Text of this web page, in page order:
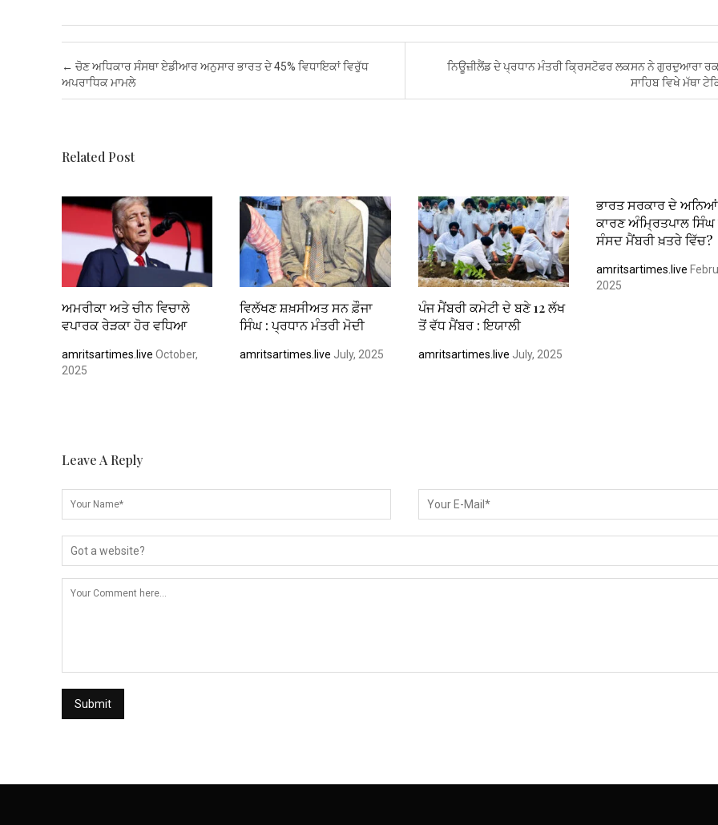
ce
b
o
tt
er
ail at
s
er
es
ke
dI
ail ar
e
Post navigation
← ਚੋਣ ਅਧਿਕਾਰ ਸੰਸਥਾ ਏਡੀਆਰ ਅਨੁਸਾਰ ਭਾਰਤ ਦੇ 45% ਵਿਧਾਇਕਾਂ ਵਿਰੁੱਧ
ਅਪਰਾਧਿਕ ਮਾਮਲੇ
ਨਿਊਜ਼ੀਲੈਂਡ ਦੇ ਪ੍ਰਧਾਨ ਮੰਤਰੀ ਕ੍ਰਿਸਟੋਫਰ ਲਕਸਨ ਨੇ ਗੁਰਦੁਆਰਾ
ਸਾਹਿਬ ਵਿਖੇ ਮੱਥਾ
Related Post
ਅਮਰੀਕਾ ਅਤੇ ਚੀਨ ਵਿਚਾਲੇ
ਵਪਾਰਕ ਰੇੜਕਾ ਹੋਰ ਵਧਿਆ
amritsartimes.live October,
2025
ਵਿਲੱਖਣ ਸ਼ਖ਼ਸੀਅਤ ਸਨ ਫ਼ੌਜਾ
ਸਿੰਘ : ਪ੍ਰਧਾਨ ਮੰਤਰੀ ਮੋਦੀ
amritsartimes.live July, 2025
ਪੰਜ ਮੈਂਬਰੀ ਕਮੇਟੀ ਦੇ ਬਣੇ 12 ਲੱਖ
ਤੋਂ ਵੱਧ ਮੈਂਬਰ : ਇਯਾਲੀ
amritsartimes.live July, 2025
ਭਾਰਤ ਸਰਕਾਰ ਦੇ ਅਨਿਆਂ
ਕਾਰਣ ਅੰਮ੍ਰਿਤਪਾਲ ਸਿੰਘ
ਸੰਸਦ ਮੈਂਬਰੀ ਖ਼ਤਰੇ ਵਿੱਚ?
amritsartimes.live
2025
Leave A Reply